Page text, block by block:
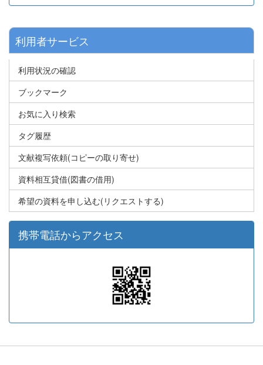
利用者サービス
利用状況の確認
ブックマーク
お気に入り検索
タグ履歴
文献複写依頼(コピーの取り寄せ)
資料相互貸借(図書の借用)
希望の資料を申し込む(リクエストする)
携帯電話からアクセス